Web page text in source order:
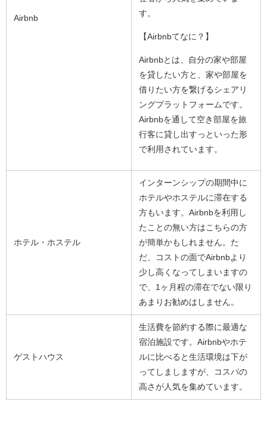
Airbnb
す。
【Airbnbてなに？】
Airbnbとは、自分の家や部屋
を貸したい方と、家や部屋を
借りたい方を繋げるシェアリ
ングプラットフォームです。
Airbnbを通して空き部屋を旅
行客に貸し出すっといった形
で利用されています。
ホテル・ホステル
インターンシップの期間中に
ホテルやホステルに滞在する
方もいます。Airbnbを利用し
たことの無い方はこちらの方
が簡単かもしれません。た
だ、コストの面でAirbnbより
少し高くなってしまいますの
で、1ヶ月程の滞在でない限り
あまりお勧めはしません。
ゲストハウス
生活費を節約する際に最適な
宿泊施設です。Airbnbやホテ
ルに比べると生活環境は下が
ってしましますが、コスパの
高さが人気を集めています。